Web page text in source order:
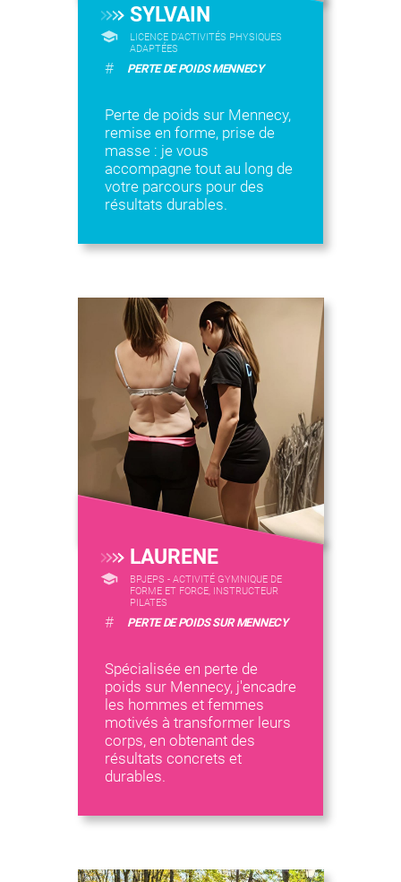
SYLVAIN
LICENCE D’ACTIVITÉS PHYSIQUES
ADAPTÉES
# PERTE DE POIDS MENNECY
Perte de poids sur Mennecy,
remise en forme, prise de
masse : je vous
accompagne tout au long de
votre parcours pour des
résultats durables.
LAURENE
BPJEPS - ACTIVITÉ GYMNIQUE DE
FORME ET FORCE, INSTRUCTEUR
PILATES
# PERTE DE POIDS SUR MENNECY
Spécialisée en perte de
poids sur Mennecy, j'encadre
les hommes et femmes
motivés à transformer leurs
corps, en obtenant des
résultats concrets et
durables.